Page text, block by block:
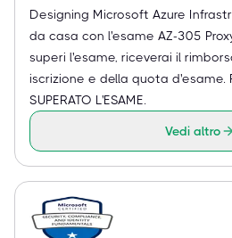
Designing Microsoft Azure
da casa con l'esame AZ-305
superi l'esame, riceverai il
iscrizione e della quota d'esame.
SUPERATO L'ESAME.
Vedi altro